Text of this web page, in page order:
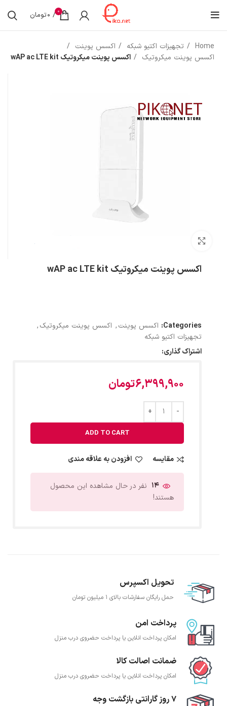
0
/
0تومان
Home تجهیزات اکتیو شبکه
اکسس پوینت
اکسس پوینت میکروتیک
اکسس پوینت میکروتیک wAP ac LTE kit
اکسس پوینت میکروتیک wAP ac LTE kit
Categories: اکسس پوینت, اکسس پوینت میکروتیک,
تجهیزات اکتیو شبکه
اشتراک گذاری:
6,399,900تومان
ADD TO CART
مقایسه افزودن به علاقه مندی
14 نفر در حال مشاهده این محصول
هستند!
تحویل اکسپرس
حمل رایگان سفارشات بالای 1 میلیون تومان
پرداخت امن
امکان پرداخت انلاین یا پرداخت حضروی درب منزل
ضمانت اصالت کالا
امکان پرداخت انلاین یا پرداخت حضروی درب منزل
7 روز گارانتی بازگشت وجه